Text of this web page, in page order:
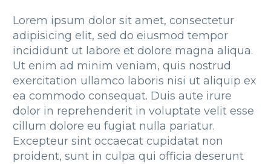
Lorem ipsum dolor sit amet, consectetur
adipisicing elit, sed do eiusmod tempor
incididunt ut labore et dolore magna aliqua.
Ut enim ad minim veniam, quis nostrud
exercitation ullamco laboris nisi ut aliquip ex
ea commodo consequat. Duis aute irure
dolor in reprehenderit in voluptate velit esse
cillum dolore eu fugiat nulla pariatur.
Excepteur sint occaecat cupidatat non
proident, sunt in culpa qui officia deserunt